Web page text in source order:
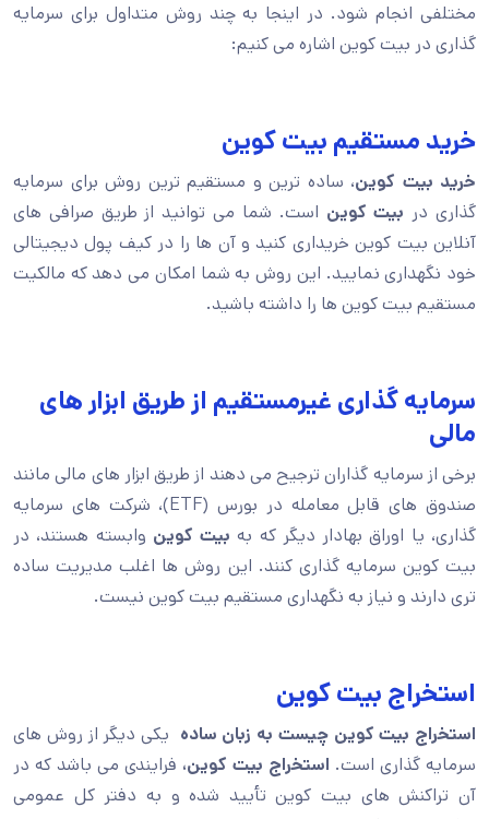
مختلفی انجام شود. در اینجا به چند روش متداول برای سرمایه
گذاری در بیت کوین اشاره می کنیم:
خرید مستقیم بیت کوین
خرید بیت کوین، ساده ترین و مستقیم ترین روش برای سرمایه
گذاری در بیت کوین است. شما می توانید از طریق صرافی های
آنلاین بیت کوین خریداری کنید و آن ها را در کیف پول دیجیتالی
خود نگهداری نمایید. این روش به شما امکان می دهد که مالکیت
مستقیم بیت کوین ها را داشته باشید.
سرمایه گذاری غیرمستقیم از طریق ابزار های
مالی
برخی از سرمایه گذاران ترجیح می دهند از طریق ابزار های مالی مانند
صندوق های قابل معامله در بورس (ETF)، شرکت های سرمایه
گذاری، یا اوراق بهادار دیگر که به بیت کوین وابسته هستند، در
بیت کوین سرمایه گذاری کنند. این روش ها اغلب مدیریت ساده
تری دارند و نیاز به نگهداری مستقیم بیت کوین نیست.
استخراج بیت کوین
استخراج بیت کوین چیست به زبان ساده یکی دیگر از روش های
سرمایه گذاری است. استخراج بیت کوین، فرایندی می باشد که در
آن تراکنش های بیت کوین تأیید شده و به دفتر کل عمومی